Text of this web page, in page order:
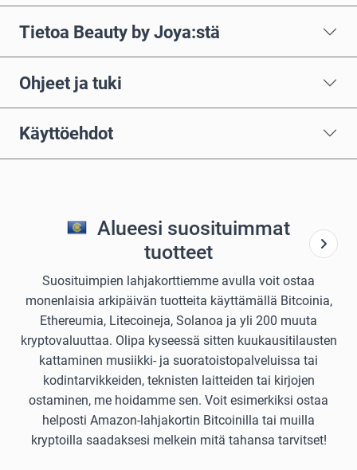
Tietoa Beauty by Joya:stä
Ohjeet ja tuki
Käyttöehdot
Alueesi suosituimmat
tuotteet
Suosituimpien lahjakorttiemme avulla voit ostaa
monenlaisia arkipäivän tuotteita käyttämällä Bitcoinia,
Ethereumia, Litecoineja, Solanoa ja yli 200 muuta
kryptovaluuttaa. Olipa kyseessä sitten kuukausitilausten
kattaminen musiikki- ja suoratoistopalveluissa tai
kodintarvikkeiden, teknisten laitteiden tai kirjojen
ostaminen, me hoidamme sen. Voit esimerkiksi ostaa
helposti Amazon-lahjakortin Bitcoinilla tai muilla
kryptoilla saadaksesi melkein mitä tahansa tarvitset!